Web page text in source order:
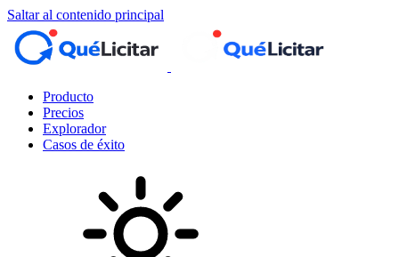
Saltar al contenido principal
Producto
Precios
Explorador
Casos de éxito